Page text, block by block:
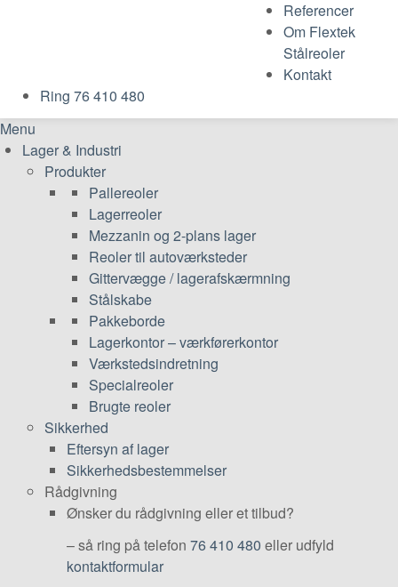
Referencer
Om Flextek
Stålreoler
Kontakt
Ring 76 410 480
Menu
Lager & Industri
Produkter
Pallereoler
Lagerreoler
Mezzanin og 2-plans lager
Reoler til autoværksteder
Gittervægge / lagerafskærmning
Stålskabe
Pakkeborde
Lagerkontor – værkførerkontor
Værkstedsindretning
Specialreoler
Brugte reoler
Sikkerhed
Eftersyn af lager
Sikkerhedsbestemmelser
Rådgivning
Ønsker du rådgivning eller et tilbud?
– så ring på telefon 76 410 480 eller udfyld
kontaktformular